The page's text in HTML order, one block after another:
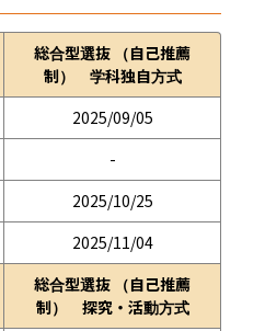
総合型選抜 （自己推薦
制） 学科独自方式
2025/09/05
-
2025/10/25
2025/11/04
総合型選抜 （自己推薦
制） 探究・活動方式